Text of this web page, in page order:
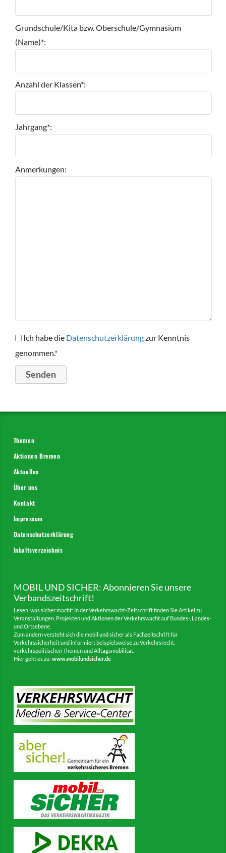
Grundschule/Kita bzw. Oberschule/Gymnasium
(Name)*:
Anzahl der Klassen*:
Jahrgang*:
Anmerkungen:
Ich habe die Datenschutzerklärungzur Kenntnis
genommen.*
Themen
Aktionen Bremen
Aktuelles
Über uns
Kontakt
Impressum
Datenschutzerklärung
Inhaltsverzeichnis
MOBIL UND SICHER: Abonnieren Sie unsere
Verbandszeitschrift!
Lesen, was sicher macht: In der Verkehrswacht-Zeitschrift finden Sie Artikel zu
Veranstaltungen, Projekten und Aktionen der Verkehrswacht auf Bundes-, Landes-
und Ortsebene.
Zum andern versteht sich die mobil und sicher als Fachzeitschrift für
Verkehrssicherheit und informiert beispielsweise zu Verkehrsrecht,
verkehrspolitischen Themen und Alltagsmobilität.
Hier geht es zu: www.mobilundsicher.de